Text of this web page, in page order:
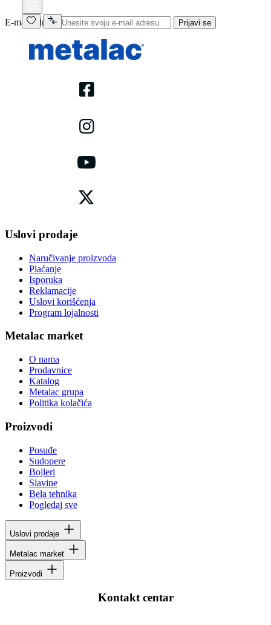
E-mail adresa Prijavi se
Uslovi prodaje
Naručivanje proizvoda
Plaćanje
Isporuka
Reklamacije
Uslovi korišćenja
Program lojalnosti
Metalac market
O nama
Prodavnice
Katalog
Metalac grupa
Politika kolačića
Proizvodi
Posuđe
Sudopere
Bojleri
Slavine
Bela tehnika
Pogledaj sve
Uslovi prodaje
Metalac market
Proizvodi
Kontakt centar